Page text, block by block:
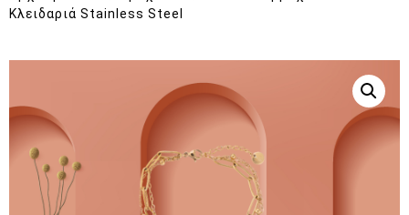
Κλειδαριά Stainless Steel